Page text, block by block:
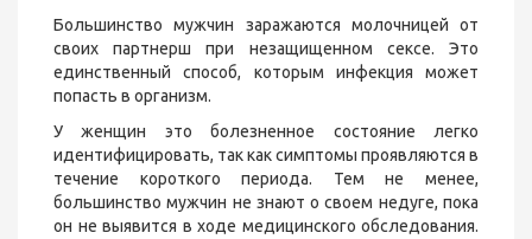
Большинство мужчин заражаются молочницей от
своих партнерш при незащищенном сексе. Это
единственный способ, которым инфекция может
попасть в организм.
У женщин это болезненное состояние легко
идентифицировать, так как симптомы проявляются в
течение короткого периода. Тем не менее,
большинство мужчин не знают о своем недуге, пока
он не выявится в ходе медицинского обследования.